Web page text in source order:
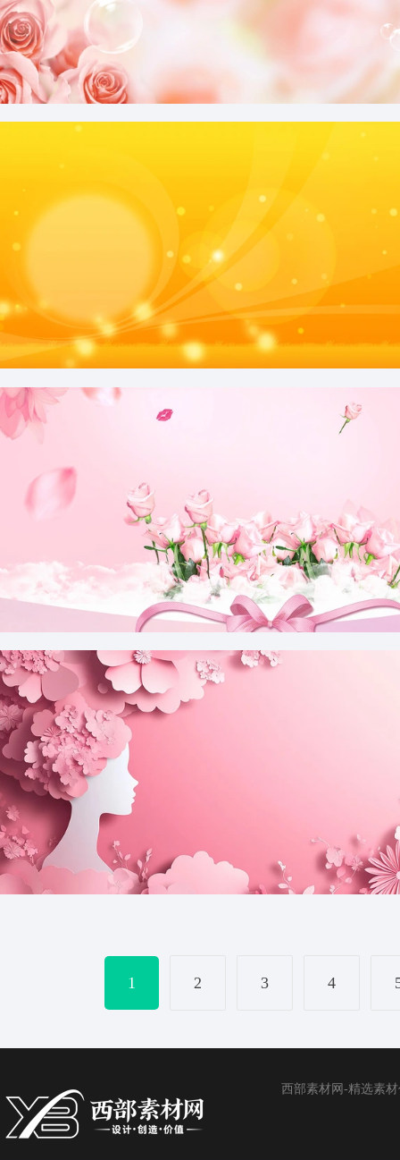
38妇女节梦幻渐变粉色banner背景
1 2 3 4
西部素材网-精选素